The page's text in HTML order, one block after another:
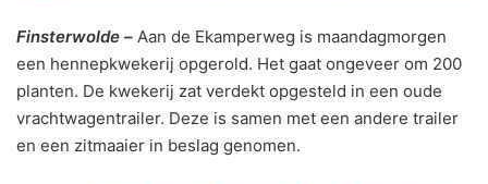
Finsterwolde – Aan de Ekamperweg is maandagmorgen
een hennepkwekerij opgerold. Het gaat ongeveer om 200
planten. De kwekerij zat verdekt opgesteld in een oude
vrachtwagentrailer. Deze is samen met een andere trailer
en een zitmaaier in beslag genomen.